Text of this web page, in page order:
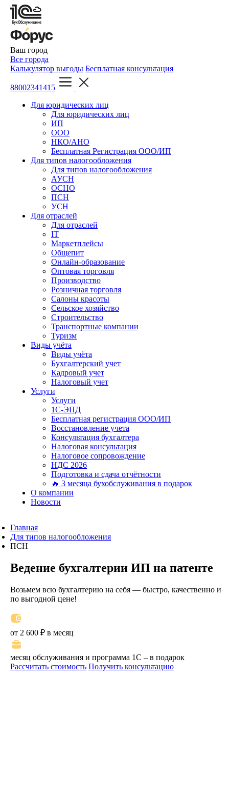
Ваш город
Все города
Калькулятор выгоды Бесплатная консультация
88002341415
Для юридических лиц
Для юридических лиц
ИП
ООО
НКО/АНО
Бесплатная Регистрация ООО/ИП
Для типов налогообложения
Для типов налогообложения
АУСН
ОСНО
ПСН
УСН
Для отраслей
Для отраслей
IT
Маркетплейсы
Общепит
Онлайн-образование
Оптовая торговля
Производство
Розничная торговля
Салоны красоты
Сельское хозяйство
Строительство
Транспортные компании
Туризм
Виды учёта
Виды учёта
Бухгалтерский учет
Кадровый учет
Налоговый учет
Услуги
Услуги
1С-ЭПД
Бесплатная регистрация ООО/ИП
Восстановление учета
Консультация бухгалтера
Налоговая консультация
Налоговое сопровождение
НДС 2026
Подготовка и сдача отчётности
🔥 3 месяца бухобслуживания в подарок
О компании
Новости
Главная
Для типов налогообложения
ПСН
Ведение бухгалтерии ИП на патенте
Возьмем всю бухгалтерию на себя — быстро, качественно и
по выгодной цене!
от 2 600 ₽ в месяц
месяц обслуживания и программа 1С – в подарок
Рассчитать стоимость Получить консультацию